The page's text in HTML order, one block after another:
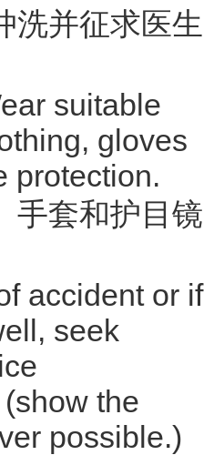
洗并征求医生
suitable
gloves
protection.
手套和护目镜
accident or if
seek
the
possible.)